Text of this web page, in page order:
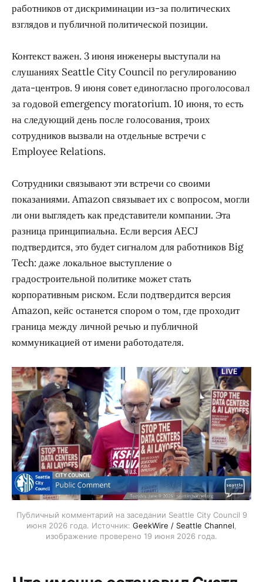
работников от дискриминации из-за политических
взглядов и публичной политической позиции.
Контекст важен. 3 июня инженеры выступали на
слушаниях Seattle City Council по регулированию
дата-центров. 9 июня совет единогласно проголосовал
за годовой emergency moratorium. 10 июня, то есть
на следующий день после голосования, троих
сотрудников вызвали на отдельные встречи с
Employee Relations.
Сотрудники связывают эти встречи со своими
показаниями. Amazon связывает их с вопросом, могли
ли они выглядеть как представители компании. Эта
разница принципиальна. Если версия AECJ
подтвердится, это будет сигналом для работников Big
Tech: даже локальное выступление о
градостроительной политике может стать
корпоративным риском. Если подтвердится версия
Amazon, кейс останется спором о том, где проходит
граница между личной речью и публичной
коммуникацией от имени работодателя.
Публичный комментарий на заседании Seattle City Council 9
июня 2026 года. Источник: GeekWire / Seattle Channel,
изображение проверено 19 июня 2026 года.